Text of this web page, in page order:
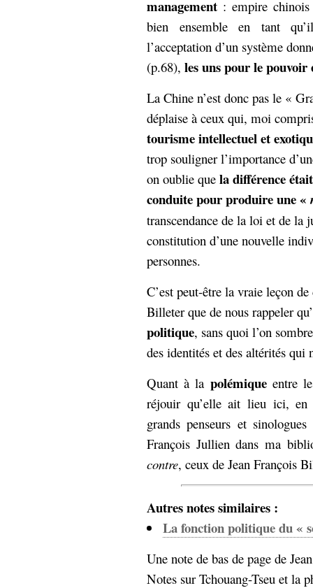
management : empire
bien ensemble en tant
l’acceptation d’un système
(p.68), les uns pour le
La Chine n’est donc pas le «
déplaise à ceux qui, moi
tourisme intellectuel et
trop souligner l’importance
on oublie que la différence
conduite pour produire une «
transcendance de la loi et de
constitution d’une nouvelle
personnes.
C’est peut-être la vraie leçon
Billeter que de nous rappeler
politique, sans quoi l’on
des identités et des altérités qui
Quant à la polémiqueentre
réjouir qu’elle ait lieu ici, en
grands penseurs et
François Jullien dans ma
contre, ceux de Jean François
Autres notes similaires :
La fonction politique du «
Une note de bas de page de
Notes sur Tchouang-Tseu et la